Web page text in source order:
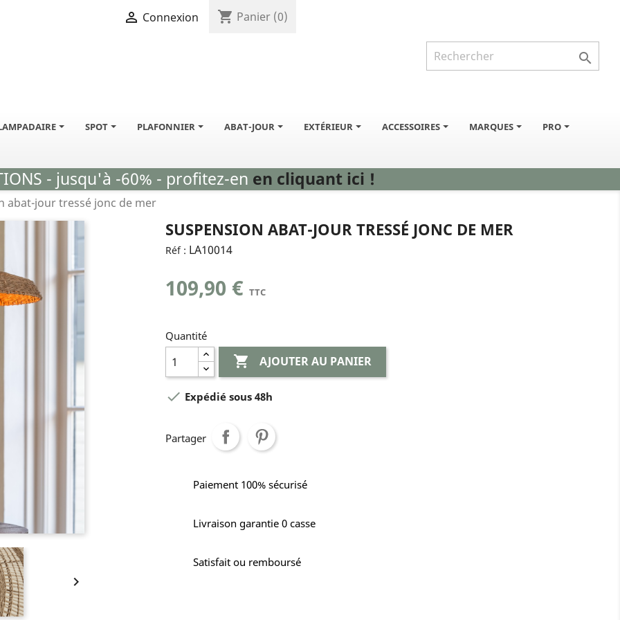
 Connexion shopping_cart Panier (0)

SPOT PLAFONNIER ABAT-JOUR EXTÉRIEUR ACCESSOIRES MARQUES PRO
- jusqu'à -60% - profitez-en en cliquant ici !
abat-jour tressé jonc de mer

SUSPENSION ABAT-JOUR TRESSÉ JONC DE MER
Réf : LA10014
109,90 € TTC
Quantité
 AJOUTER AU PANIER
 Expédié sous 48h
Partager
Paiement 100% sécurisé
Livraison garantie 0 casse
Satisfait ou remboursé